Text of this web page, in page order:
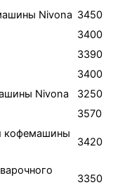
Nivona 3450
3400
3390
3400
Nivona
3250
3570
кофемашины
3420
3350